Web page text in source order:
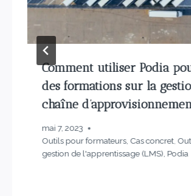
Comment utiliser Podia
des formations sur la
chaîne
mai 7, 2023
Outils pour formateurs, Cas concret,
gestion de l'apprentissage (LMS) Podia